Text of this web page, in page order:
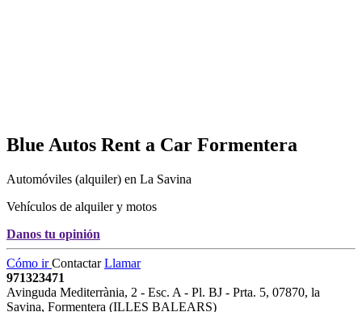
Blue Autos Rent a Car Formentera
Automóviles (alquiler) en La Savina
Vehículos de alquiler y motos
Danos tu opinión
Cómo irContactarLlamar
971323471
Avinguda Mediterrània, 2 - Esc. A - Pl. BJ - Prta. 5, 07870, la
Savina, Formentera (ILLES BALEARS)